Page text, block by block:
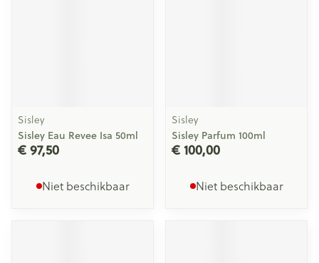
Sisley
Sisley Eau Revee Isa 50ml
€ 97,50
Niet beschikbaar
Sisley
Sisley Parfum 100ml
€ 100,00
Niet beschikbaar